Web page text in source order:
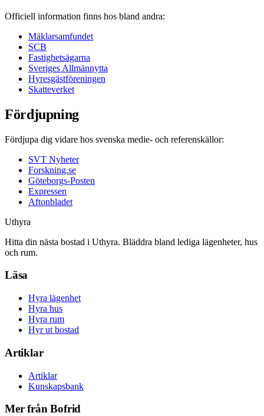
Officiell information finns hos bland andra:
Mäklarsamfundet
SCB
Fastighetsägarna
Sveriges Allmännytta
Hyresgästföreningen
Skatteverket
Fördjupning
Fördjupa dig vidare hos svenska medie- och referenskällor:
SVT Nyheter
Forskning.se
Göteborgs-Posten
Expressen
Aftonbladet
Uthyra
Hitta din nästa bostad i Uthyra. Bläddra bland lediga lägenheter, hus
och rum.
Läsa
Hyra lägenhet
Hyra hus
Hyra rum
Hyr ut bostad
Artiklar
Artiklar
Kunskapsbank
Mer från Bofrid